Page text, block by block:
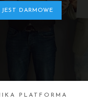
DARMOWE
PLATFORMA